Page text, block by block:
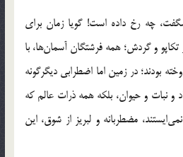
چه رخ داده است! گویا زمان برای
و گردش؛ همه فرشتگان آسمان‌ها، با
بودند؛ در زمین اما اضطرابی دیگرگونه
و نبات و حیوان، بلکه همه ذرات عالم که
مضطربانه و لبریز از شوق، این